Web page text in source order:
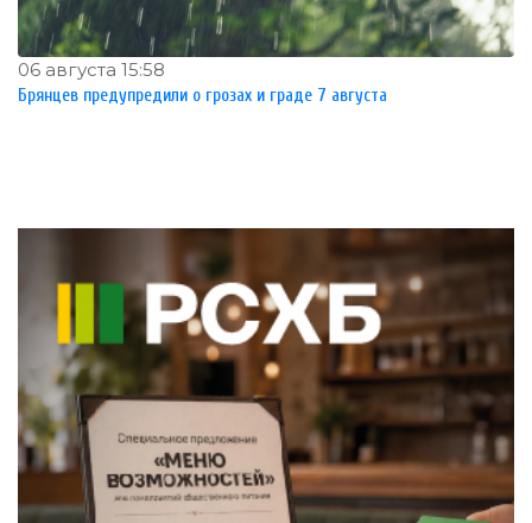
06 августа 15:58
Брянцев предупредили о грозах и граде 7 августа